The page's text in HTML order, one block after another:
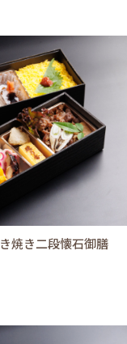
焼き二段懐石御膳